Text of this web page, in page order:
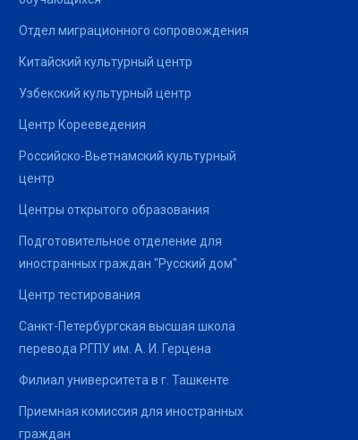
Отдел миграционного сопровождения
Китайский культурный центр
Узбекский культурный центр
Центр Корееведения
Российско-Вьетнамский культурный
центр
Центры открытого образования
Подготовительное отделение для
иностранных граждан "Русский дом"
Центр тестирования
Санкт-Петербургская высшая школа
перевода РГПУ им. А. И. Герцена
Филиал университета в г. Ташкенте
Приемная комиссия для иностранных
граждан